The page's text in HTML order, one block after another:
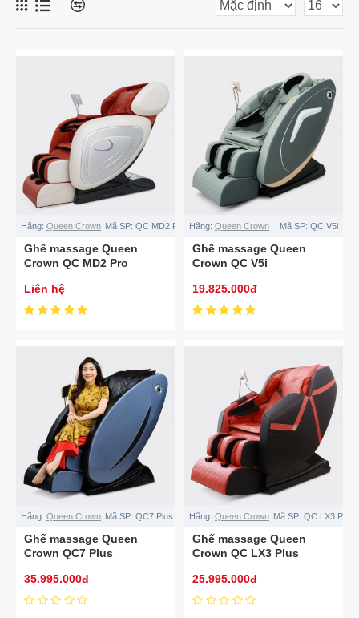
Hãng: Queen Crown Mã SP: QC MD2 Pro
Ghế massage Queen
Crown QC MD2 Pro
Liên hệ
Hãng: Queen Crown Mã SP: QC V5i
Ghế massage Queen
Crown QC V5i
19.825.000đ
Hãng: Queen Crown Mã SP: QC7 Plus
Ghế massage Queen
Crown QC7 Plus
35.995.000đ
Hãng: Queen Crown Mã SP: QC LX3 Plus
Ghế massage Queen
Crown QC LX3 Plus
25.995.000đ